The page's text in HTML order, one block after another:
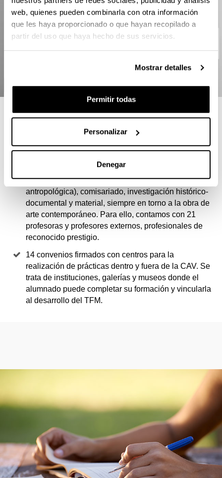
web, quienes pueden combinarla con otra información
que les haya proporcionado o que hayan recopilado a
partir del uso que haya hecho de sus servicios.
Mostrar detalles
Permitir todas
Personalizar
Denegar
RAZONES PARA ELEGIR ESTE
(casi con el mismo peso) materias de Conservación,
legislación, crítica (incluyendo la visión
antropológica), comisariado, investigación histórico-
documental y material, siempre en torno a la obra de
arte contemporáneo. Para ello, contamos con 21
profesoras y profesores externos, profesionales de
reconocido prestigio.
14 convenios firmados con centros para la
realización de prácticas dentro y fuera de la CAV. Se
trata de instituciones, galerías y museos donde el
alumnado puede completar su formación y vincularla
al desarrollo del TFM.